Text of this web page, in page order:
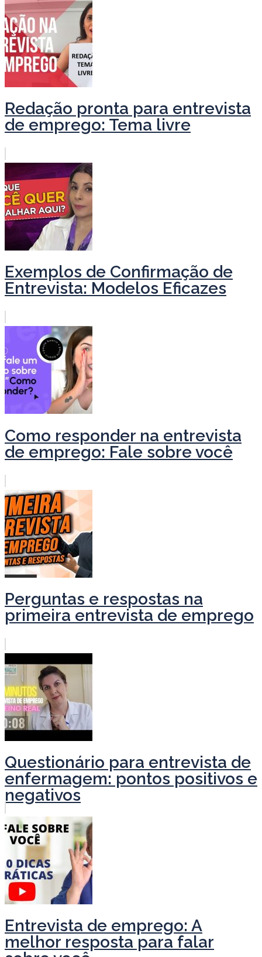
Redação pronta para entrevista
de emprego: Tema livre
Exemplos de Confirmação de
Entrevista: Modelos Eficazes
Como responder na entrevista
de emprego: Fale sobre você
Perguntas e respostas na
primeira entrevista de emprego
Questionário para entrevista de
enfermagem: pontos positivos e
negativos
Entrevista de emprego: A
melhor resposta para falar